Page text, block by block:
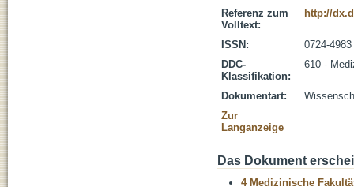
Referenz zum
Volltext:
http://
ISSN:
0724-4983
DDC-
Klassifikation:
610 -
Dokumentart:
Zur
Langanzeige
Das Dokument
4 Medizinische